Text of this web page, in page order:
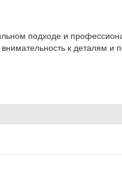
подходе и
к деталям и